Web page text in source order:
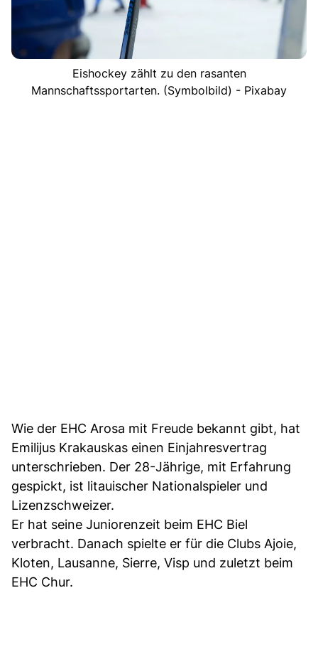
Eishockey zählt zu den rasanten
Mannschaftssportarten. (Symbolbild) - Pixabay
Wie der EHC Arosa mit Freude bekannt gibt, hat
Emilijus Krakauskas einen Einjahresvertrag
unterschrieben. Der 28-Jährige, mit Erfahrung
gespickt, ist litauischer Nationalspieler und
Lizenzschweizer.
Er hat seine Juniorenzeit beim EHC Biel
verbracht. Danach spielte er für die Clubs Ajoie,
Kloten, Lausanne, Sierre, Visp und zuletzt beim
EHC Chur.